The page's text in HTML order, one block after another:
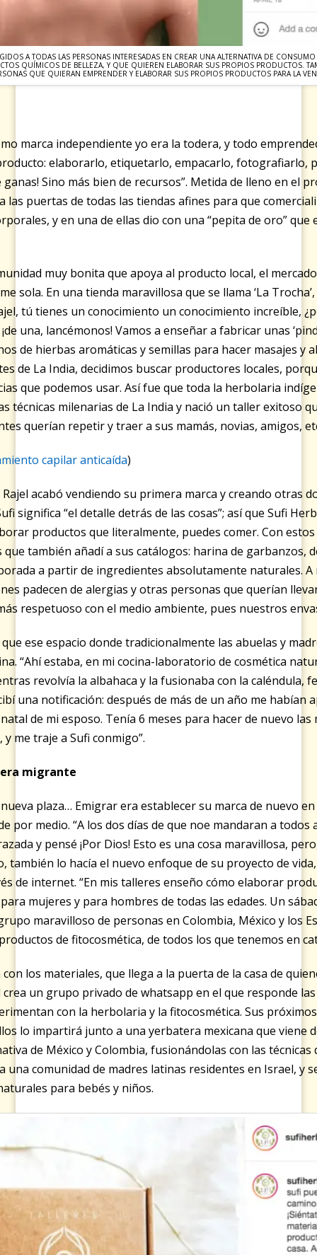
A TODAS LAS PERSONAS INTERESADAS EN CREAR UNA ALTERNATIVA DE
QUÍMICOS DE BELLEZA, Y QUE QUIEREN ELABORAR SUS PROPIOS PRODUCTOS.
QUE QUIERAN EMPRENDER Y ELABORAR SUS PROPIOS PRODUCTOS PARA LA
marca independiente yo era la todera, y todo
elaborarlo, etiquetarlo, empacarlo, fotografiarlo,
Sino más bien de recursos”. Metida de lleno en el
las puertas de todas las tiendas afines para que
y en una de ellas dio con una “pepita de oro” que
muy bonita que apoya al producto local, el
sola. En una tienda maravillosa que se llama ‘La
tú tienes un conocimiento un conocimiento increíble,
una, lancémonos! Vamos a enseñar a fabricar unas
de hierbas aromáticas y semillas para hacer masajes y
de La India, decidimos buscar productores locales,
que podemos usar. Así fue que toda la herbolaria
técnicas milenarias de La India y nació un taller exitoso
querían repetir y traer a sus mamás, novias, amigos,
capilar anticaída)
acabó vendiendo su primera marca y creando otras
significa “el detalle detrás de las cosas”; así que Sufi
productos que literalmente, puedes comer. Con
también añadí a sus catálogos: harina de garbanzos,
a partir de ingredientes absolutamente naturales.
padecen de alergias y otras personas que querían
respetuoso con el medio ambiente, pues nuestros
ese espacio donde tradicionalmente las abuelas y
“Ahí estaba, en mi cocina-laboratorio de cosmética
revolvía la albahaca y la fusionaba con la caléndula,
una notificación: después de más de un año me habían
de mi esposo. Tenía 6 meses para hacer de nuevo
me traje a Sufi conmigo”.
migrante
plaza… Emigrar era establecer su marca de nuevo
por medio. “A los dos días de que noe mandaran a todos
y pensé ¡Por Dios! Esto es una cosa maravillosa,
también lo hacía el nuevo enfoque de su proyecto de
de internet. “En mis talleres enseño cómo elaborar
mujeres y para hombres de todas las edades. Un
maravilloso de personas en Colombia, México y los
de fitocosmética, de todos los que tenemos en
los materiales, que llega a la puerta de la casa de
crea un grupo privado de whatsapp en el que responde
con la herbolaria y la fitocosmética. Sus
lo impartirá junto a una yerbatera mexicana que viene
de México y Colombia, fusionándolas con las técnicas
una comunidad de madres latinas residentes en Israel, y
para bebés y niños.